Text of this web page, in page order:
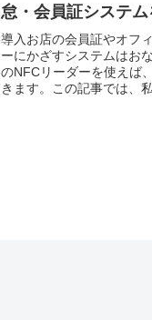
怠・会員証システ
導入お店の会員証やオフ
ーにかざすシステムはお
のNFCリーダーを使えば
きます。この記事では、